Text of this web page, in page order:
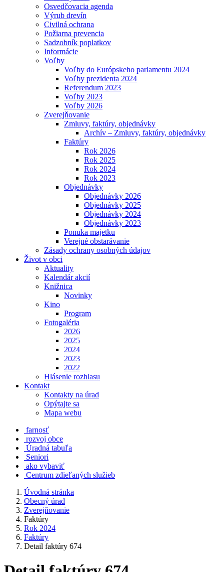
Osvedčovacia agenda
Výrub drevín
Civilná ochrana
Požiarna prevencia
Sadzobník poplatkov
Informácie
Voľby
Voľby do Európskeho parlamentu 2024
Voľby prezidenta 2024
Referendum 2023
Voľby 2023
Voľby 2026
Zverejňovanie
Zmluvy, faktúry, objednávky
Archív – Zmluvy, faktúry, objednávky
Faktúry
Rok 2026
Rok 2025
Rok 2024
Rok 2023
Objednávky
Objednávky 2026
Objednávky 2025
Objednávky 2024
Objednávky 2023
Ponuka majetku
Verejné obstarávanie
Zásady ochrany osobných údajov
Život v obci
Aktuality
Kalendár akcií
Knižnica
Novinky
Kino
Program
Fotogaléria
2026
2025
2024
2023
2022
Hlásenie rozhlasu
Kontakt
Kontakty na úrad
Opýtajte sa
Mapa webu
farnosť
rozvoj obce
Úradná tabuľa
Seniori
ako vybaviť
Centrum zdieľaných služieb
Úvodná stránka
Obecný úrad
Zverejňovanie
Faktúry
Rok 2024
Faktúry
Detail faktúry 674